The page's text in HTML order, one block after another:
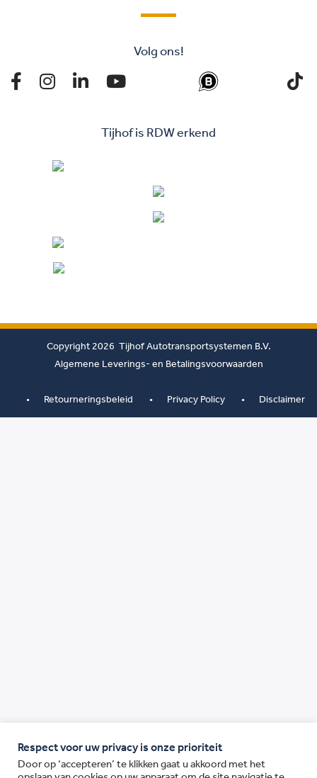
Volg ons!
Tijhof is RDW erkend
Copyright 2026 Tijhof Autotransportsystemen B.V.
Algemene Leverings- en Betalingsvoorwaarden
Retourneringsbeleid Privacy Policy Disclaimer
Respect voor uw privacy is onze prioriteit
Door op ‘accepteren’ te klikken gaat u akkoord met het